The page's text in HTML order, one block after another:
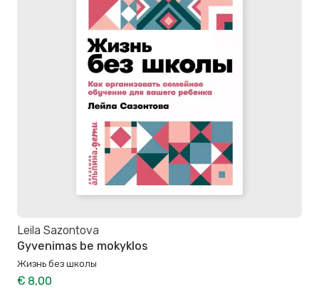
Leila Sazontova
Gyvenimas be mokyklos
Жизнь без школы
€ 8,00